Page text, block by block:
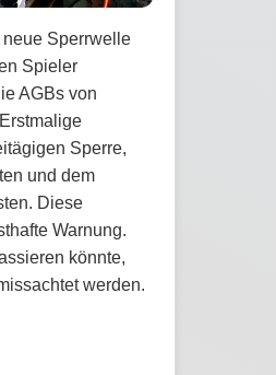
Sperrwelle
Spieler
AGBs von
Sperre,
und dem
Diese
Warnung.
könnte,
werden.